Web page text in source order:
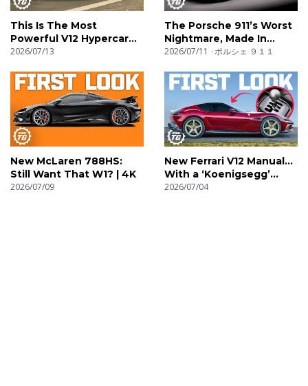
This Is The Most
Powerful V12 Hypercar
Ever! | 4K
2026/07/13
The Porsche 911’s Worst
Nightmare, Made In
China! | 4K
2026/07/11 ポルシェ ９１１
New McLaren 788HS:
Still Want That W1? | 4K
2026/07/09
New Ferrari V12 Manual…
With a ‘Koenigsegg’
Gearbox! | 4K
2026/07/04